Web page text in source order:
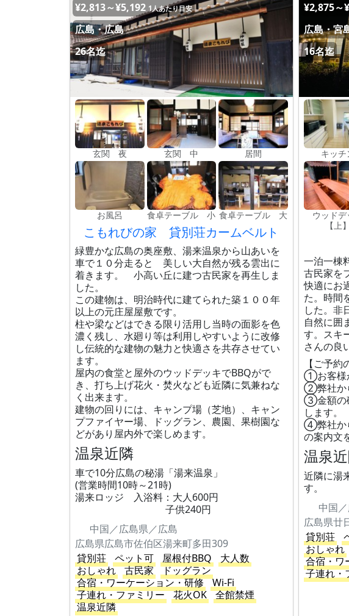
¥2,813～¥5,192 1人あたり目安
広島・広島
26名迄
玄関 夜 玄関 中 居間
お風呂 食卓テーブル 小 食卓テーブル 大
こもれびの家 貸別荘カームベルト
緑豊かな広島の奥座敷、湯来温泉から山あいを
車で１０分走ると 美しい大自然が残る雲出に
着きます。 小高い丘に建つ古民家を再生しま
した。
この建物は、明治時代に建てられた築１００年
以上の元庄屋屋敷です。
柱や梁などはできる限り活用し当時の面影を色
濃く残し、水廻り等は利用しやすいように改修
し伝統的な建物の魅力と快適さを共存させてい
ます。
屋内の食堂と屋外のウッドデッキでBBQがで
き、打ち上げ花火・焚火なども近隣に気兼ねな
く出来ます。
建物の回りには、キャンプ場（芝地）、キャン
プファイヤー場、ドッグラン、農園、果樹園な
どがあり屋内外で楽しめます。
温泉近隣
車で10分広島の秘湯「湯来温泉」
(営業時間10時～21時)
湯来ロッジ 入浴料：大人600円
子供240円
中国／広島県／広島
広島県広島市佐伯区湯来町多田309
貸別荘
ペット可 屋根付BBQ
大人数
おしゃれ
古民家
ドッグラン
合宿・ワーケーション・研修
Wi-Fi
子連れ・ファミリー
花火OK
全館禁煙
温泉近隣
¥2,875～
広島・宮
16名迄
キッチ
ウッドデ
【上】
一泊一棟
古民家を
快適にお
た。時間
した。非
自然に囲
す。スキ
さんの良
【ご予約
①お客様
②弊社か
③金額の
します。
④弊社か
の案内文
温泉
近隣に湯
す。
中国
広島県廿
貸別荘
おしゃれ
合宿・ワ
子連れ・